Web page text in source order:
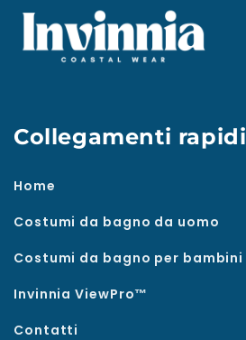
Collegamenti rapidi
Home
Costumi da bagno da uomo
Costumi da bagno per bambini
Invinnia ViewPro™
Contatti